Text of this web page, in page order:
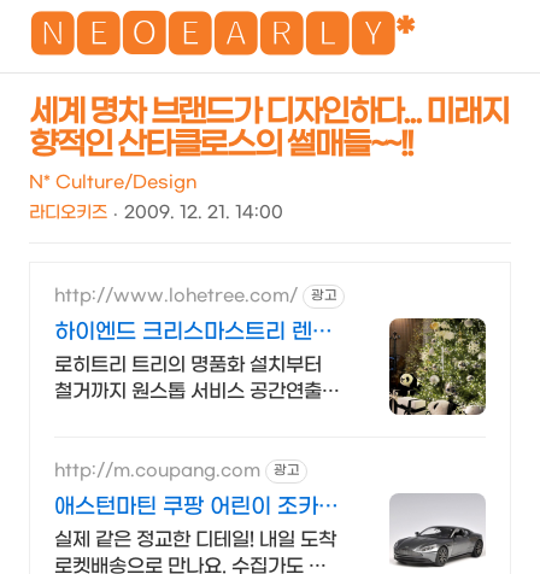
🅽🅴🅾🅴🅰🆁🅻🆈*
세계 명차 브랜드가 디자인하다... 미래지
향적인 산타클로스의 썰매들~~!!
N* Culture/Design
라디오키즈
2009. 12. 21. 14:00
http://www.lohetree.com/ 광고
하이엔드 크리스마스트리 렌탈
차별화된 퀄리티 트리
로히트리 트리의 명품화 설치부터
철거까지 원스톱 서비스 공간연출전
http://m.coupang.com 광고
애스턴마틴 쿠팡 어린이 조카
선물용
실제 같은 정교한 디테일! 내일 도착
로켓배송으로 만나요. 수집가도 만